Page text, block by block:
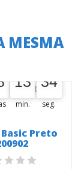
MESMA
13
13
00
min.
34
33
34
seg.
Preto